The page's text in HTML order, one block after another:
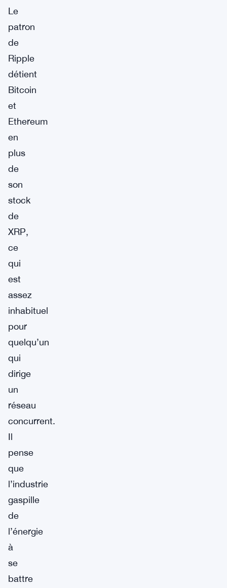
Le
patron
de
Ripple
détient
Bitcoin
et
Ethereum
en
plus
de
son
stock
de
XRP,
ce
qui
est
assez
inhabituel
pour
quelqu’un
qui
dirige
un
réseau
concurrent.
Il
pense
que
l’industrie
gaspille
de
l’énergie
à
se
battre